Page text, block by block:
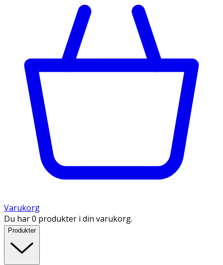
Varukorg
Du har 0 produkter i din varukorg.
Produkter